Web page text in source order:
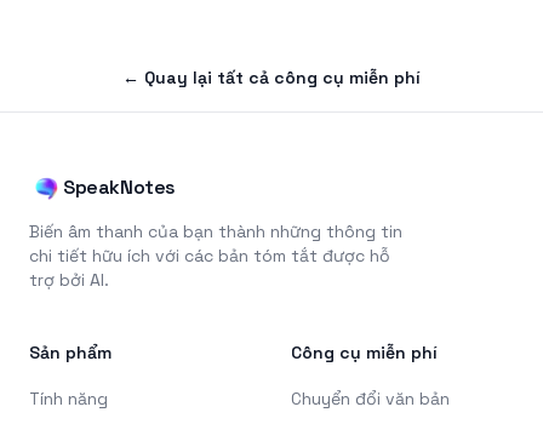
← Quay lại tất cả công cụ miễn phí
SpeakNotes
Biến âm thanh của bạn thành những thông tin
chi tiết hữu ích với các bản tóm tắt được hỗ
trợ bởi AI.
Sản phẩm
Tính năng
Công cụ miễn phí
Chuyển đổi văn bản